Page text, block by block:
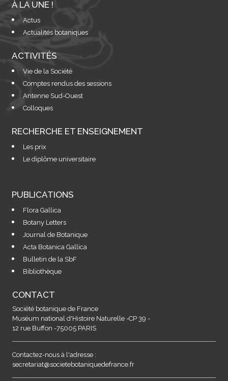
À LA UNE !
Actus
Actualités botaniques
ACTIVITÉS
Vie de la Société
Comptes rendus des sessions
Antenne Sud-Ouest
Colloques
RECHERCHE ET ENSEIGNEMENT
Les prix
Le diplôme universitaire
PUBLICATIONS
Flora Gallica
Botany Letters
Journal de Botanique
Acta Botanica Gallica
Bulletin de la SbF
Bibliothèque
CONTACT
Société botanique de France
Muséum national d'Histoire Naturelle -CP 39 -
12 rue Buffon -75005 PARIS
Contactez-nous à l'adresse :
secretariat@societebotaniquedefrance.fr